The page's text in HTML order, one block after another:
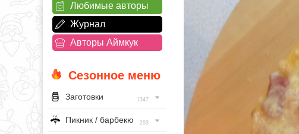
Любимые авторы
Журнал
Авторы Аймкук
Сезонное меню
Заготовки 1347
Пикник / барбекю 293